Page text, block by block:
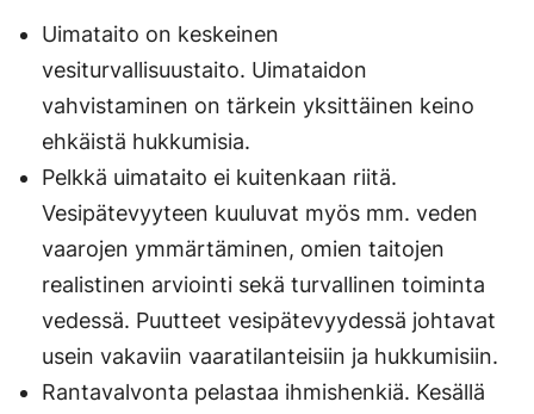
Uimataito on keskeinen
vesiturvallisuustaito. Uimataidon
vahvistaminen on tärkein yksittäinen keino
ehkäistä hukkumisia.
Pelkkä uimataito ei kuitenkaan riitä.
Vesipätevyyteen kuuluvat myös mm. veden
vaarojen ymmärtäminen, omien taitojen
realistinen arviointi sekä turvallinen toiminta
vedessä. Puutteet vesipätevyydessä johtavat
usein vakaviin vaaratilanteisiin ja hukkumisiin.
Rantavalvonta pelastaa ihmishenkiä. Kesällä